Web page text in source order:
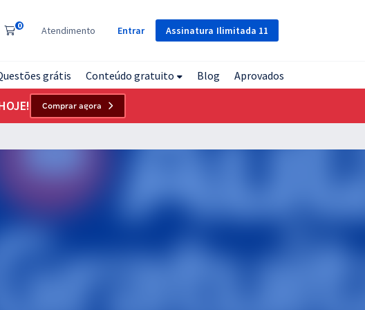
Assinatura Ilimitada 11
0 Atendimento Entrar
grátis Conteúdo gratuito Blog Aprovados
Comprar agora